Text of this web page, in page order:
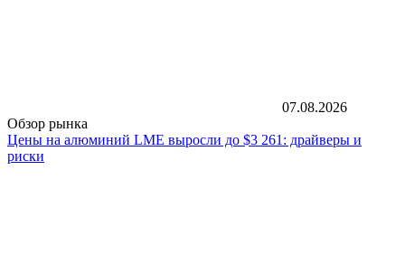
07.08.2026
Обзор рынка
Цены на алюминий LME выросли до $3 261: драйверы и
риски